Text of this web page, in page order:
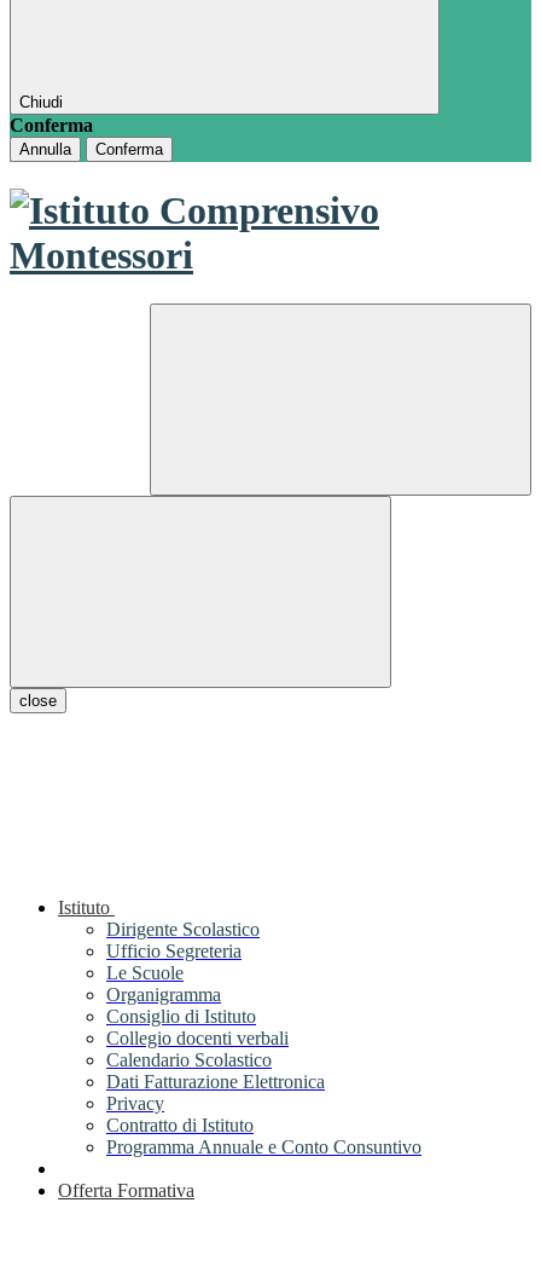
Chiudi
Conferma
Annulla Conferma
close
Istituto
Dirigente Scolastico
Ufficio Segreteria
Le Scuole
Organigramma
Consiglio di Istituto
Collegio docenti verbali
Calendario Scolastico
Dati Fatturazione Elettronica
Privacy
Contratto di Istituto
Programma Annuale e Conto Consuntivo
Offerta Formativa